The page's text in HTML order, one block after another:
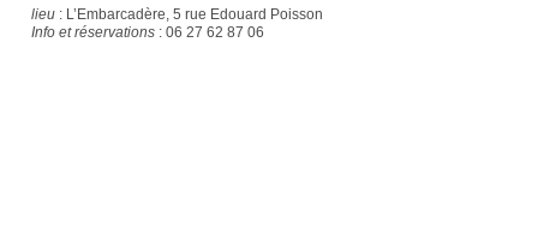
lieu : L’Embarcadère, 5 rue Edouard Poisson
Info et réservations : 06 27 62 87 06